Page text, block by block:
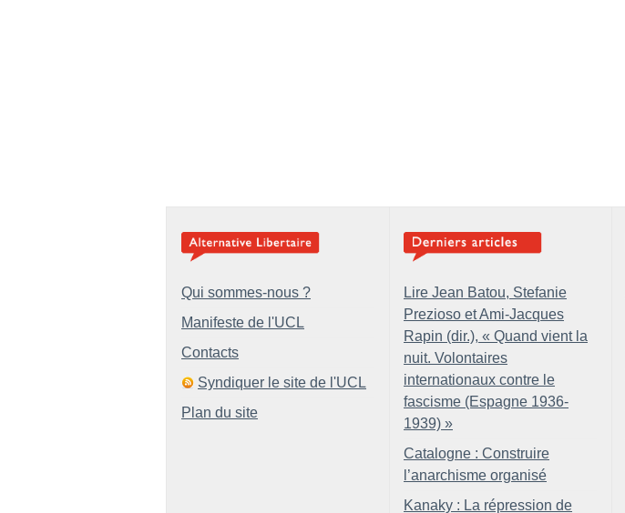
Qui sommes-nous ?
Manifeste de l'UCL
Contacts
Syndiquer le site de l'UCL
Plan du site
Lire Jean Batou, Stefanie
Prezioso et Ami-Jacques
Rapin (dir.), « Quand vient la
nuit. Volontaires
internationaux contre le
fascisme (Espagne 1936-
1939) »
Catalogne : Construire
l’anarchisme organisé
Kanaky : La répression de